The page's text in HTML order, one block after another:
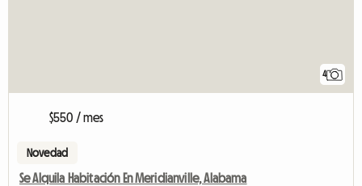
4
$550 / mes
Novedad
Se Alquila Habitación En Meridianville, Alabama